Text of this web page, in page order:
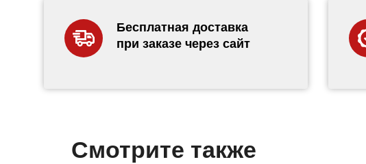
Бесплатная доставка
при заказе через сайт
Смотрите также